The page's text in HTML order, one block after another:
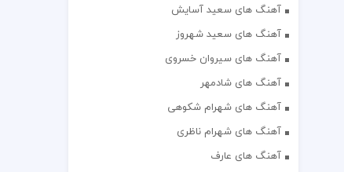
آهنگ های سعید آسایش
آهنگ های سعید شهروز
آهنگ های سیروان خسروی
آهنگ های شادمهر
آهنگ های شهرام شکوهی
آهنگ های شهرام ناظری
آهنگ های عارف